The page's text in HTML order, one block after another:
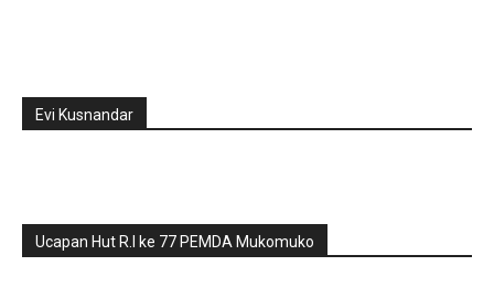
Evi Kusnandar
Ucapan Hut R.I ke 77 PEMDA Mukomuko